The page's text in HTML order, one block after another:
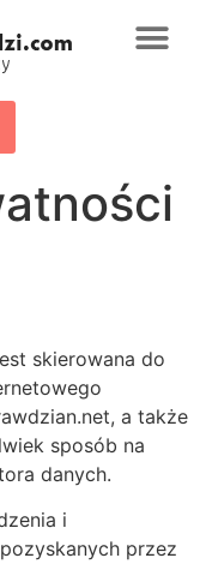
skierowana do
a także
sposób na
danych.
i
przez